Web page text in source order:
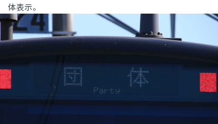
体表示。